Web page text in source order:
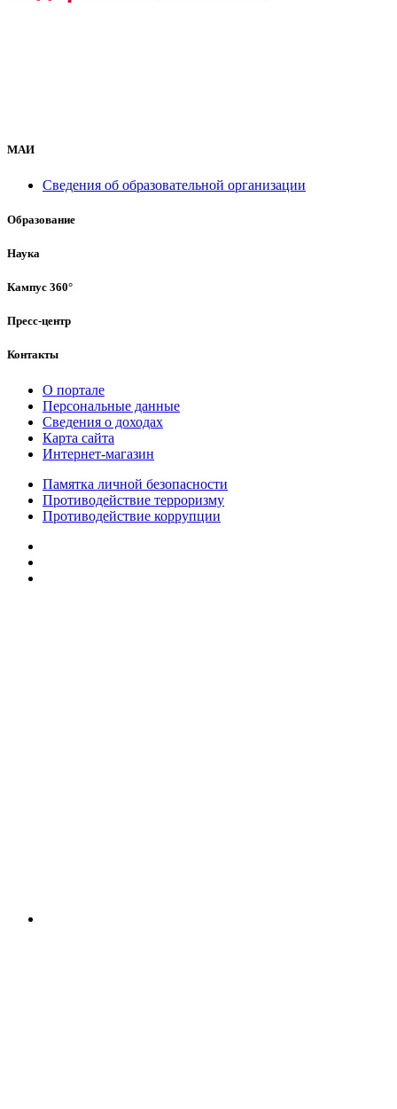
МАИ
Сведения об образовательной организации
Образование
Наука
Кампус 360°
Пресс-центр
Контакты
О портале
Персональные данные
Сведения о доходах
Карта сайта
Интернет-магазин
Памятка личной безопасности
Противодействие терроризму
Противодействие коррупции